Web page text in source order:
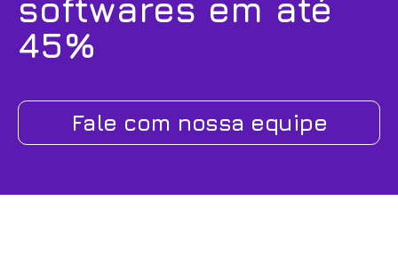
softwares em até
45%
Fale com nossa equipe